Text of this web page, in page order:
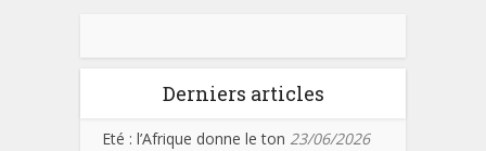
Derniers articles
Eté : l’Afrique donne le ton 23/06/2026